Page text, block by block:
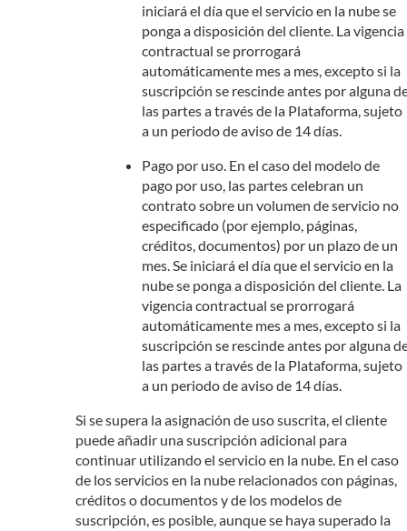
iniciará el día que el servicio en la nube se
ponga a disposición del cliente. La vigencia
contractual se prorrogará
automáticamente mes a mes, excepto si la
suscripción se rescinde antes por alguna
las partes a través de la Plataforma, sujeto
a un periodo de aviso de 14 días.
Pago por uso. En el caso del modelo de
pago por uso, las partes celebran un
contrato sobre un volumen de servicio no
especificado (por ejemplo, páginas,
créditos, documentos) por un plazo de un
mes. Se iniciará el día que el servicio en la
nube se ponga a disposición del cliente. La
vigencia contractual se prorrogará
automáticamente mes a mes, excepto si la
suscripción se rescinde antes por alguna
las partes a través de la Plataforma, sujeto
a un periodo de aviso de 14 días.
Si se supera la asignación de uso suscrita, el cliente
puede añadir una suscripción adicional para
continuar utilizando el servicio en la nube. En el caso
de los servicios en la nube relacionados con páginas,
créditos o documentos y de los modelos de
suscripción, es posible, aunque se haya superado la